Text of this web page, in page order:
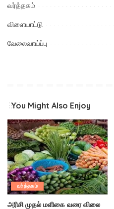
வர்த்தகம்
விளையாட்டு
வேலைவாய்ப்பு
You Might Also Enjoy
வர்த்தகம்
அரிசி முதல் மளிகை வரை விலை